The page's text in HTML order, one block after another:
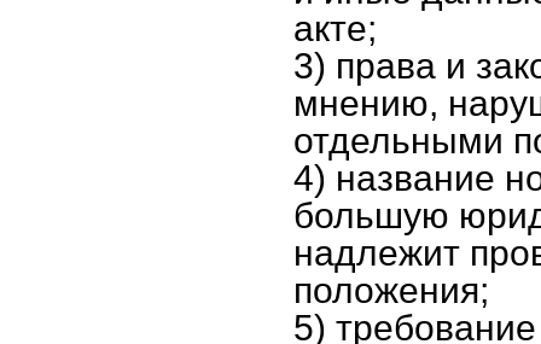
акте;
3) права и
мнению,
отдельными
4) название
большую
надлежит
положения;
5)